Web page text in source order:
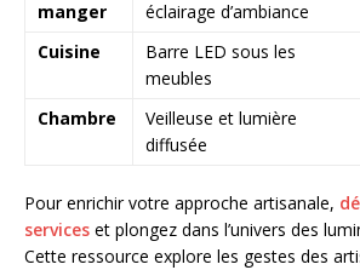
manger
éclairage d’ambiance
Cuisine
Barre LED sous les
meubles
Chambre
Veilleuse et lumière
diffusée
Pour enrichir votre approche artisanale,
services et plongez dans l’univers des
Cette ressource explore les gestes des